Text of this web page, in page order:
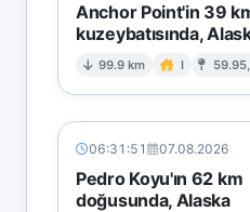
Anchor Point'in 39
kuzeybatısında,
99.9 km I
06:31:51 07.08.2026
Pedro Koyu'ın 62 km
doğusunda, Alaska